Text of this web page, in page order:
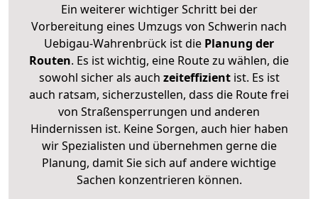
Ein weiterer wichtiger Schritt bei der
Vorbereitung eines Umzugs von Schwerin nach
Uebigau-Wahrenbrück ist die Planung der
Routen. Es ist wichtig, eine Route zu wählen, die
sowohl sicher als auch zeiteffizientist. Es ist
auch ratsam, sicherzustellen, dass die Route frei
von Straßensperrungen und anderen
Hindernissen ist. Keine Sorgen, auch hier haben
wir Spezialisten und übernehmen gerne die
Planung, damit Sie sich auf andere wichtige
Sachen konzentrieren können.